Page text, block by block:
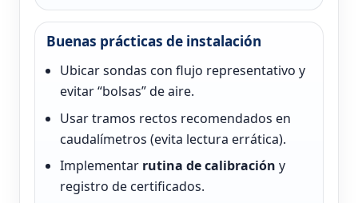
Buenas prácticas de instalación
Ubicar sondas con flujo representativo y
evitar “bolsas” de aire.
Usar tramos rectos recomendados en
caudalímetros (evita lectura errática).
Implementar rutina de calibración y
registro de certificados.